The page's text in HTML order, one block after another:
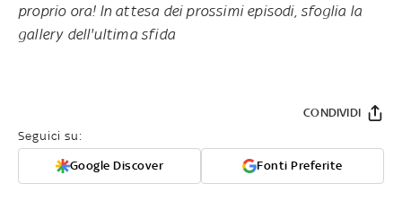
proprio ora! In attesa dei prossimi episodi, sfoglia la
gallery dell'ultima sfida
Seguici su:
Google Discover Fonti Preferite
CONDIVIDI